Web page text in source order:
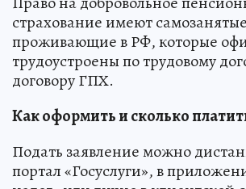
страхование имеют
проживающие в РФ, которые
трудоустроены по трудовому
договору ГПХ.
Как оформить и сколько
Подать заявление можно
портал «Госуслуги», в